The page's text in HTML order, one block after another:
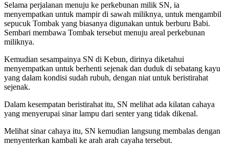
Selama perjalanan menuju ke perkebunan milik SN, ia
menyempatkan untuk mampir di sawah miliknya, untuk mengambil
sepucuk Tombak yang biasanya digunakan untuk berburu Babi.
Sembari membawa Tombak tersebut menuju areal perkebunan
miliknya.
Kemudian sesampainya SN di Kebun, dirinya diketahui
menyempatkan untuk berhenti sejenak dan duduk di sebatang kayu
yang dalam kondisi sudah rubuh, dengan niat untuk beristirahat
sejenak.
Dalam kesempatan beristirahat itu, SN melihat ada kilatan cahaya
yang menyerupai sinar lampu dari senter yang tidak dikenal.
Melihat sinar cahaya itu, SN kemudian langsung membalas dengan
menyenterkan kambali ke arah arah cayaha tersebut.